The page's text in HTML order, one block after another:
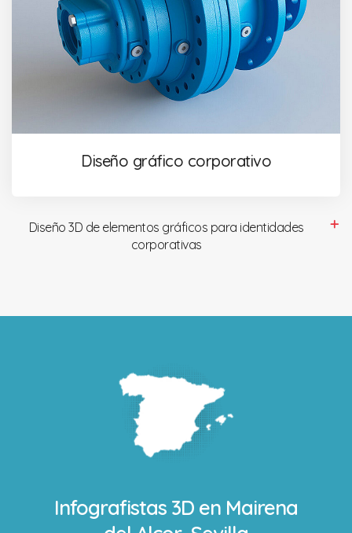
Diseño gráfico corporativo
Diseño 3D de elementos gráficos para identidades
corporativas
Infografistas 3D en Mairena